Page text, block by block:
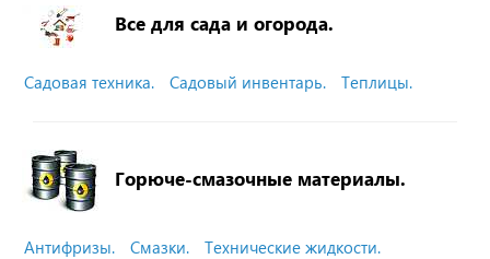
Все для сада и огорода.
Садовая техника. Садовый инвентарь. Теплицы.
Горюче-смазочные материалы.
Антифризы. Смазки. Технические жидкости.